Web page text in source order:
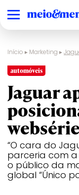
Início ▸ Marketing ▸
automóveis
Jaguar
websérie
“O cara do
parceria com
o público da
global “Único